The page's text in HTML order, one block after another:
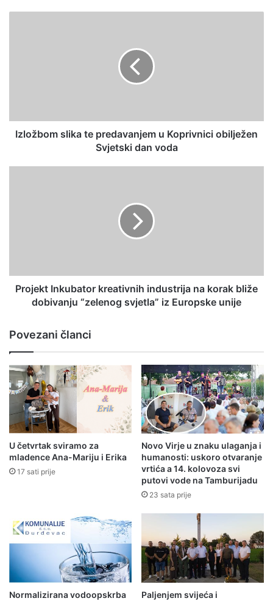
te
Izložbom slika te predavanjem u Koprivnici obilježen
Svjetski dan voda
Projekt Inkubator kreativnih industrija na korak bliže
dobivanju “zelenog svjetla” iz Europske unije
Povezani članci
U četvrtak sviramo za
mladence Ana-Mariju i Erika
17 sati prije
Novo Virje u znaku ulaganja i
humanosti: uskoro otvaranje
vrtića a 14. kolovoza svi
putovi vode na Tamburijadu
23 sata prije
Normalizirana vodoopskrba
Paljenjem svijeća i